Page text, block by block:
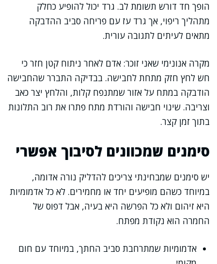
הופך חד דורש תשומת לב. גרד יכול להופיע כחלק
מתהליך ריפוי, אך גרד עז עם פריחה סביב ההדבקה
מתאים לעיתים לתגובה עורית.
מקרה אנונימי שאני זוכר: אדם לאחר ניתוח קטן חזר כי
חש לחץ חזק מתחת לחבישה. בבדיקה התברר שהחבישה
הודבקה במתח על אזור שמתנפח קלות, והלחץ יצר כאב
וצריבה. שינוי חבישה והורדת מתח פתרו את רוב התלונות
בתוך זמן קצר.
סימנים שמכוונים לסיבוך אפשרי
יש סימנים שמבחינתי צריכים להדליק נורה אדומה,
במיוחד כשהם מופיעים יחד או מחמירים. לא כל אדמומיות
היא זיהום ולא כל הפרשה היא בעיה, אבל דפוס של
החמרה הוא נקודת מפתח.
אדמומיות שמתרחבת סביב החתך, במיוחד עם חום